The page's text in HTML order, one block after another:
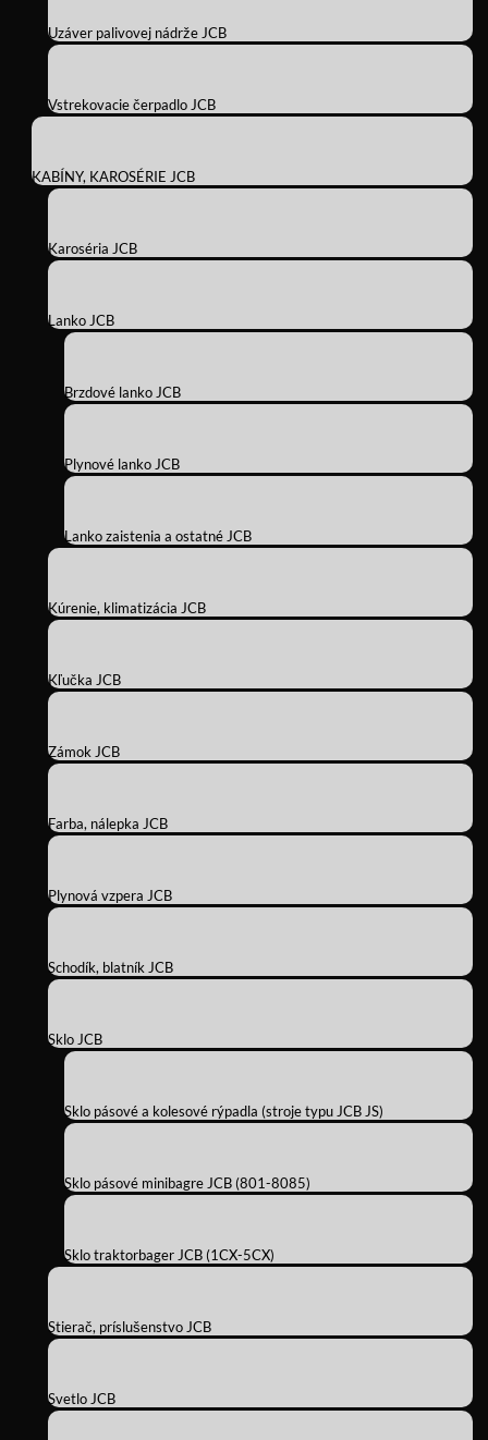
Uzáver palivovej nádrže JCB
Vstrekovacie čerpadlo JCB
KABÍNY, KAROSÉRIE JCB
Karoséria JCB
Lanko JCB
Brzdové lanko JCB
Plynové lanko JCB
Lanko zaistenia a ostatné JCB
Kúrenie, klimatizácia JCB
Kľučka JCB
Zámok JCB
Farba, nálepka JCB
Plynová vzpera JCB
Schodík, blatník JCB
Sklo JCB
Sklo pásové a kolesové rýpadla (stroje typu JCB JS)
Sklo pásové minibagre JCB (801-8085)
Sklo traktorbager JCB (1CX-5CX)
Stierač, príslušenstvo JCB
Svetlo JCB